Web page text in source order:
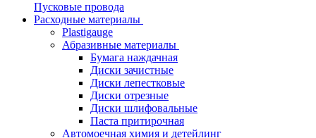
Пусковые провода
Расходные материалы
Plastigauge
Абразивные материалы
Бумага наждачная
Диски зачистные
Диски лепестковые
Диски отрезные
Диски шлифовальные
Паста притирочная
Автомоечная химия и детейлинг